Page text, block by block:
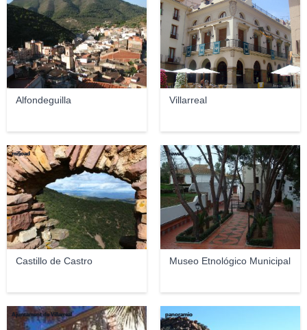
Alfondeguilla Villarreal
Castillo de Castro
mi§oad
Museo Etnológico Municipal
Trewert
Ajuntament de Villarreal panoramio